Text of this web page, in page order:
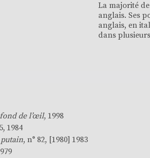
La majorité
anglais. Ses
anglais, en
dans
de l’œil, 1998
1984
, n° 82, [1980] 1983